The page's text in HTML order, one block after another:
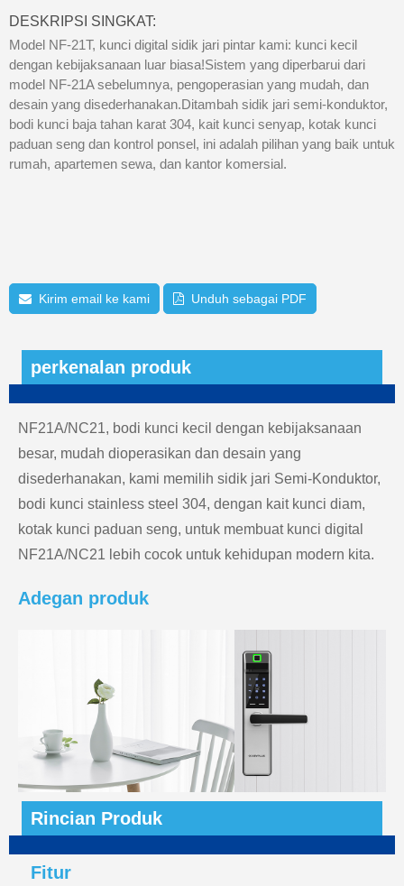
DESKRIPSI SINGKAT:
Model NF-21T, kunci digital sidik jari pintar kami: kunci kecil
dengan kebijaksanaan luar biasa!Sistem yang diperbarui dari
model NF-21A sebelumnya, pengoperasian yang mudah, dan
desain yang disederhanakan.Ditambah sidik jari semi-konduktor,
bodi kunci baja tahan karat 304, kait kunci senyap, kotak kunci
paduan seng dan kontrol ponsel, ini adalah pilihan yang baik untuk
rumah, apartemen sewa, dan kantor komersial.
Kirim email ke kami Unduh sebagai PDF
perkenalan produk
NF21A/NC21, bodi kunci kecil dengan kebijaksanaan
besar, mudah dioperasikan dan desain yang
disederhanakan, kami memilih sidik jari Semi-Konduktor,
bodi kunci stainless steel 304, dengan kait kunci diam,
kotak kunci paduan seng, untuk membuat kunci digital
NF21A/NC21 lebih cocok untuk kehidupan modern kita.
Adegan produk
Rincian Produk
Fitur